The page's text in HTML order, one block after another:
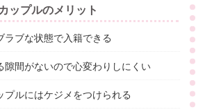
ップルのメリット
ラブな状態で入籍できる
隙間がないので心変わりしにくい
プルにはケジメをつけられる